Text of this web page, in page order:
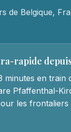
de Belgique,
rapide
minutes en train
Pfaffenthal-
les